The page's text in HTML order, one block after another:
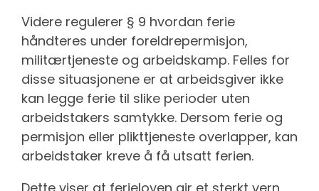
Videre regulerer § 9 hvordan ferie
håndteres under foreldrepermisjon,
militærtjeneste og arbeidskamp. Felles for
disse situasjonene er at arbeidsgiver ikke
kan legge ferie til slike perioder uten
arbeidstakers samtykke. Dersom ferie og
permisjon eller plikttjeneste overlapper, kan
arbeidstaker kreve å få utsatt ferien.